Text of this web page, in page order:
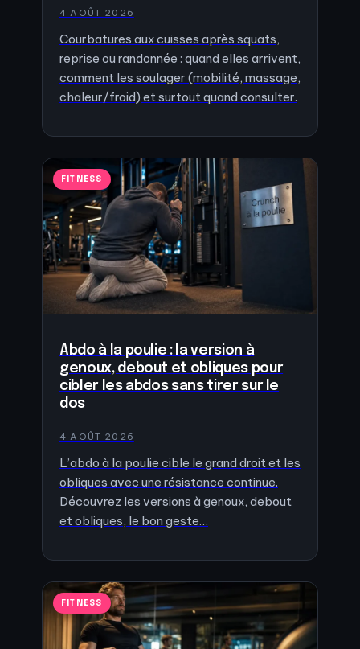
4 AOÛT 2026
Courbatures aux cuisses après squats,
reprise ou randonnée : quand elles arrivent,
comment les soulager (mobilité, massage,
chaleur/froid) et surtout quand consulter.
FITNESS
Abdo à la poulie : la version à
genoux, debout et obliques pour
cibler les abdos sans tirer sur le
dos
4 AOÛT 2026
L’abdo à la poulie cible le grand droit et les
obliques avec une résistance continue.
Découvrez les versions à genoux, debout
et obliques, le bon geste…
FITNESS